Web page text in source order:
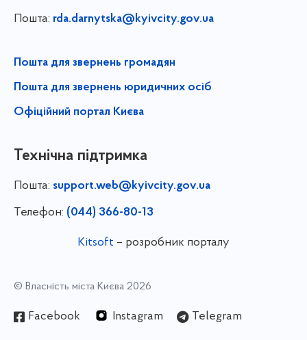
Пошта: rda.darnytska@kyivcity.gov.ua
Пошта для звернень громадян
Пошта для звернень юридичних осіб
Офіційний портал Києва
Технічна підтримка
Пошта: support.web@kyivcity.gov.ua
Телефон: (044) 366-80-13
Kitsoft – розробник порталу
© Власність міста Києва 2026
Facebook Instagram Telegram